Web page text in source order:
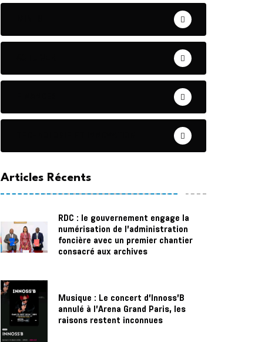
Articles Récents
RDC : le gouvernement engage la
numérisation de l’administration
foncière avec un premier chantier
consacré aux archives
Musique : Le concert d’Innoss’B
annulé à l’Arena Grand Paris, les
raisons restent inconnues